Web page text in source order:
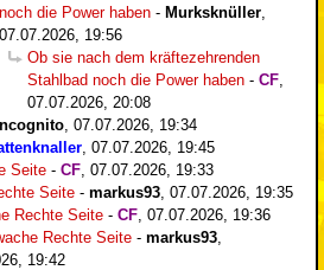
noch die Power haben - Murksknüller
07.07.2026, 19:56
Ob sie nach dem kräftezehrenden
Stahlbad noch die Power haben - CF
07.07.2026, 20:08
07.07.2026, 19:34
07.07.2026, 19:45
Seite - CF 07.07.2026, 19:33
Seite - markus93 07.07.2026, 19:35
Rechte Seite - CF 07.07.2026, 19:36
Rechte Seite - markus93
19:42